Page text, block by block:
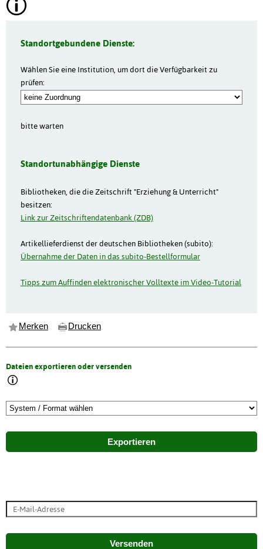
Standortgebundene Dienste:
Wählen Sie eine Institution, um dort die Verfügbarkeit zu
prüfen:
bitte warten
Standortunabhängige Dienste
Bibliotheken, die die Zeitschrift "Erziehung & Unterricht"
besitzen:
Link zur Zeitschriftendatenbank (ZDB)
Artikellieferdienst der deutschen Bibliotheken (subito):
Übernahme der Daten in das subito-Bestellformular
Tipps zum Auffinden elektronischer Volltexte im Video-Tutorial
Merken Drucken
Dateien exportieren oder versenden
Exportieren
Versenden